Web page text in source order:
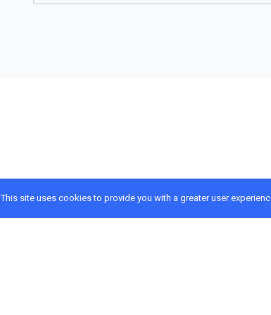
This site uses cookies to provide you with a greater user